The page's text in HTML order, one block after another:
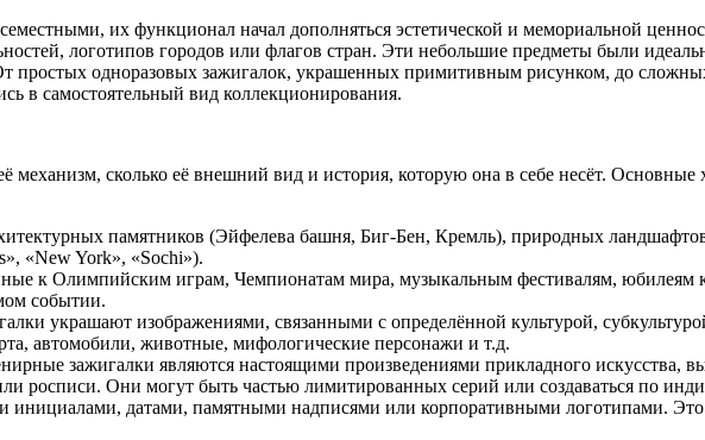
их функционал начал дополняться эстетической и мемориальной
логотипов городов или флагов стран. Эти небольшие предметы были
одноразовых зажигалок, украшенных примитивным рисунком, до
в самостоятельный вид коллекционирования.
механизм, сколько её внешний вид и история, которую она в себе несёт.
памятников (Эйфелева башня, Биг-Бен, Кремль), природных
«New York», «Sochi»).
к Олимпийским играм, Чемпионатам мира, музыкальным фестивалям, юбилеям
событии.
украшают изображениями, связанными с определённой культурой,
автомобили, животные, мифологические персонажи и т.д.
зажигалки являются настоящими произведениями прикладного
росписи. Они могут быть частью лимитированных серий или создаваться по
инициалами, датами, памятными надписями или корпоративными логотипами.